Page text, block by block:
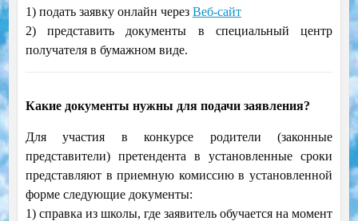
1) подать заявку онлайн через Веб-сайт
2) представить документы в специальный центр
получателя в бумажном виде.
Какие документы нужны для подачи заявления?
Для участия в конкурсе родители (законные
представители) претендента в установленные сроки
представляют в приемную комиссию в установленной
форме следующие документы:
1) справка из школы, где заявитель обучается на момент